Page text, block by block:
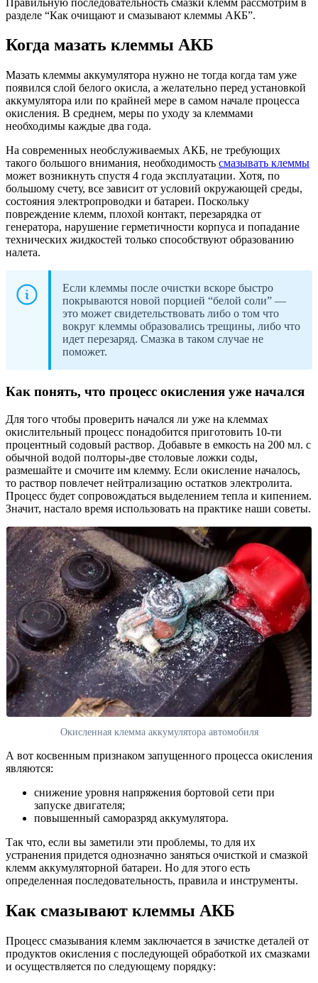
разделе “Как очищают и смазывают клеммы АКБ”.
Когда мазать клеммы АКБ
Мазать клеммы аккумулятора нужно не тогда когда там уже
появился слой белого окисла, а желательно перед установкой
аккумулятора или по крайней мере в самом начале процесса
окисления. В среднем, меры по уходу за клеммами
необходимы каждые два года.
На современных необслуживаемых АКБ, не требующих
такого большого внимания, необходимость смазывать клеммы
может возникнуть спустя 4 года эксплуатации. Хотя, по
большому счету, все зависит от условий окружающей среды,
состояния электропроводки и батареи. Поскольку
повреждение клемм, плохой контакт, перезарядка от
генератора, нарушение герметичности корпуса и попадание
технических жидкостей только способствуют образованию
налета.
Если клеммы после очистки вскоре быстро
покрываются новой порцией “белой соли” —
это может свидетельствовать либо о том что
вокруг клеммы образовались трещины, либо что
идет перезаряд. Смазка в таком случае не
поможет.
Как понять, что процесс окисления уже начался
Для того чтобы проверить начался ли уже на клеммах
окислительный процесс понадобится приготовить 10-ти
процентный содовый раствор. Добавьте в емкость на 200 мл. с
обычной водой полторы-две столовые ложки соды,
размешайте и смочите им клемму. Если окисление началось,
то раствор повлечет нейтрализацию остатков электролита.
Процесс будет сопровождаться выделением тепла и кипением.
Значит, настало время использовать на практике наши советы.
Окисленная клемма аккумулятора автомобиля
А вот косвенным признаком запущенного процесса окисления
являются:
снижение уровня напряжения бортовой сети при
запуске двигателя;
повышенный саморазряд аккумулятора.
Так что, если вы заметили эти проблемы, то для их
устранения придется однозначно заняться очисткой и смазкой
клемм аккумуляторной батареи. Но для этого есть
определенная последовательность, правила и инструменты.
Как смазывают клеммы АКБ
Процесс смазывания клемм заключается в зачистке деталей от
продуктов окисления с последующей обработкой их смазками
и осуществляется по следующему порядку: